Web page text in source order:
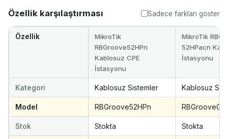
Özellik karşılaştırması Sadece farkları göster
Özellik
MikroTik
RBGroove52HPn
Kablosuz CPE
İstasyonu
MikroTik
52HPacn
İstasyonu
Kategori Kablosuz Sistemler Kablosuz
Model RBGroove52HPn
Stok Stokta Stokta